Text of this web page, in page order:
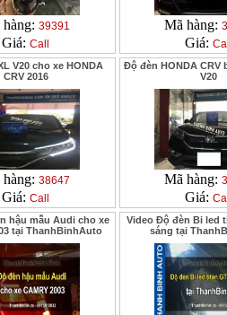
39391
Giá: Call
Mã hàng:
Giá: Call
V20 cho xe HONDA
CRV 2016
38647
Giá: Call
Độ đèn HONDA CRV
V20
Mã hàng:
Giá: Call
hậu mẫu Audi cho xe
tại ThanhBinhAuto
Video Độ đèn Bi led
sáng tại